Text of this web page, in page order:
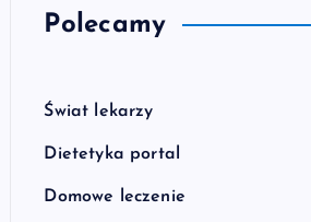
Polecamy
Świat lekarzy
Dietetyka portal
Domowe leczenie